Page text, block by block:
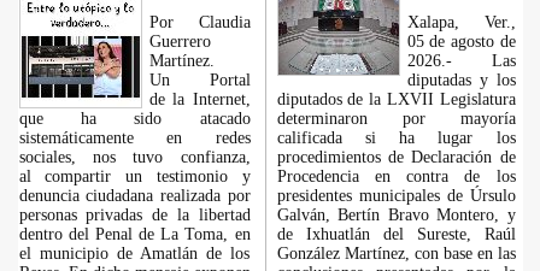
Por Claudia
Guerrero
Martínez.
​Un Portal
de la Internet,
que ha sido atacado
sistemáticamente en redes
sociales, nos tuvo confianza,
al compartir un testimonio y
denuncia ciudadana realizada por
personas privadas de la libertad
dentro del Penal de La Toma, en
el municipio de Amatlán de los
Xalapa, Ver.,
05 de agosto de
2026.- Las
diputadas y los
diputados de la LXVII Legislatura
determinaron por mayoría
calificada si ha lugar los
procedimientos de Declaración de
Procedencia en contra de los
presidentes municipales de Úrsulo
Galván, Bertín Bravo Montero, y
de Ixhuatlán del Sureste, Raúl
González Martínez, con base en las